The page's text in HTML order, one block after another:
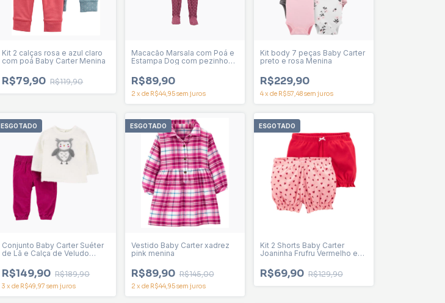
Kit 2 calças rosa e azul claro
com poá Baby Carter Menina
R$79,90 R$119,90
Macacão Marsala com Poá e
Estampa Dog com pezinho
R$89,90
2 x de R$44,95sem juros
Kit body 7 peças Baby Carter
preto e rosa Menina
R$229,90
4x de R$57,48sem juros
ESGOTADO
Conjunto Baby Carter Suéter
de Lã e Calça de Veludo
R$149,90 R$189,90
3 xde R$49,97 sem juros
ESGOTADO
Vestido Baby Carter xadrez
pink menina
R$89,90 R$145,00
2 x de R$44,95sem juros
ESGOTADO
Kit 2 Shorts Baby Carter
Joaninha Frufru Vermelho e
R$69,90 R$129,90